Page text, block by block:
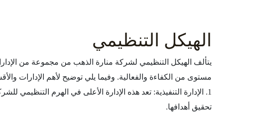
الهيكل التنظيمي
يتألف الهيكل التنظيمي لشركة منارة الذهب من مجموعة من
مستوى من الكفاءة والفعالية. وفيما يلي توضيح لأهم الإدارات
1. الإدارة التنفيذية: تعد هذه الإدارة الأعلى في الهرم التنظيمي
تحقيق أهدافها.